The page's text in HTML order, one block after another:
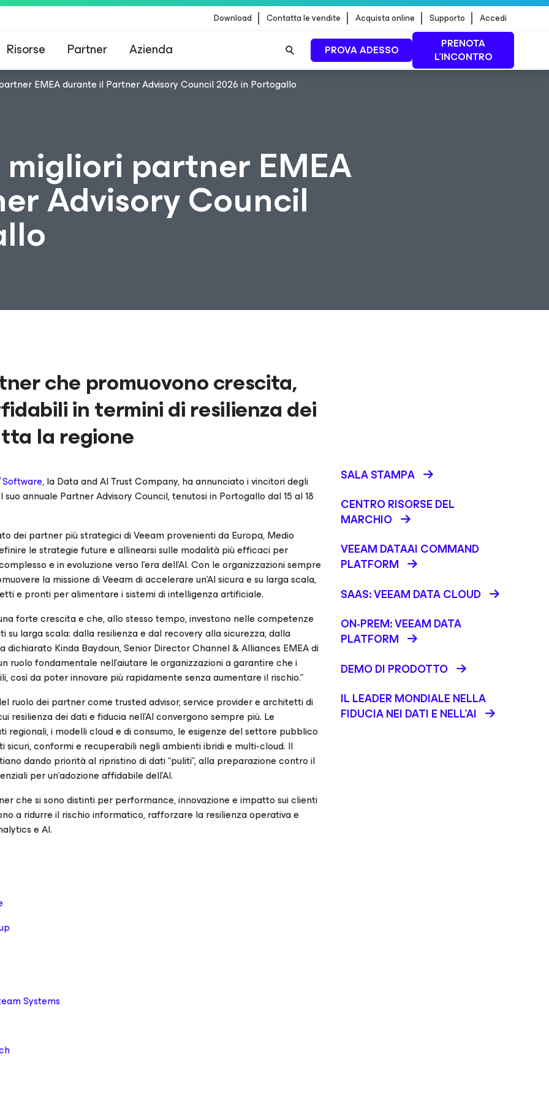
Download Contatta le vendite Acquista online Supporto Accedi
Risorse Partner Azienda PROVA ADESSO
PRENOTA
L'INCONTRO
EMEA durante il Partner Advisory Council 2026 in Portogallo
partner EMEA
Advisory Council
che promuovono crescita,
in termini di resilienza dei
la regione
Software, la Data and AI Trust Company, ha annunciato i vincitori degli
annuale Partner Advisory Council, tenutosi in Portogallo dal 15 al 18
dei partner più strategici di Veeam provenienti da Europa, Medio
le strategie future e allinearsi sulle modalità più efficaci per
e in evoluzione verso l’era dell’AI. Con le organizzazioni sempre
la missione di Veeam di accelerare un’AI sicura e su larga scala,
e pronti per alimentare i sistemi di intelligenza artificiale.
forte crescita e che, allo stesso tempo, investono nelle competenze
larga scala: dalla resilienza e dal recovery alla sicurezza, dalla
Kinda Baydoun, Senior Director Channel & Alliances EMEA di
ruolo fondamentale nell’aiutare le organizzazioni a garantire che i
da poter innovare più rapidamente senza aumentare il rischio.”
ruolo dei partner come trusted advisor, service provider e architetti di
dei dati e fiducia nell’AI convergono sempre più. Le
i modelli cloud e di consumo, le esigenze del settore pubblico
conformi e recuperabili negli ambienti ibridi e multi-cloud. Il
dando priorità al ripristino di dati “puliti”, alla preparazione contro il
per un’adozione affidabile dell’AI.
che si sono distinti per performance, innovazione e impatto sui clienti
a ridurre il rischio informatico, rafforzare la resilienza operativa e
e AI.
Systems
SALA STAMPA
CENTRO RISORSE DEL
MARCHIO
VEEAM DATAAI COMMAND
PLATFORM
SAAS: VEEAM DATA CLOUD
ON-PREM: VEEAM DATA
PLATFORM
DEMO DI PRODOTTO
IL LEADER MONDIALE NELLA
FIDUCIA NEI DATI E NELL’AI